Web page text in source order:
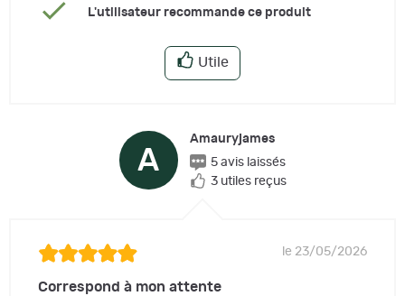
L'utilisateur recommande ce produit
Utile
A
Amauryjames
5 avis laissés
3 utiles reçus
le 23/05/2026
Correspond à mon attente